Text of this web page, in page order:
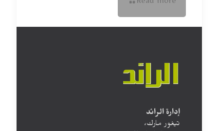
Read more
إدارة الرائد
تيغور مارك،